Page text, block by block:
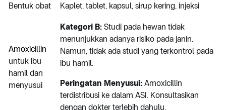
Bentuk obat Kaplet, tablet, kapsul, sirup kering, injeksi
Amoxicillin
untuk ibu
hamil dan
menyusui
Kategori B: Studi pada hewan tidak
menunjukkan adanya risiko pada janin.
Namun, tidak ada studi yang terkontrol pada
ibu hamil.
Peringatan Menyusui: Amoxicillin
terdistribusi ke dalam ASI. Konsultasikan
dengan dokter terlebih dahulu.